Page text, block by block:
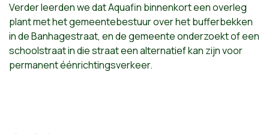
Verder leerden we dat Aquafin binnenkort een overleg
plant met het gemeentebestuur over het bufferbekken
in de Banhagestraat, en de gemeente onderzoekt of een
schoolstraat in die straat een alternatief kan zijn voor
permanent éénrichtingsverkeer.